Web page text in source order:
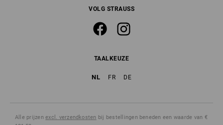
VOLG STRAUSS
TAALKEUZE
NL FR DE
Alle prijzenexcl. verzendkosten bij bestellingen beneden een waarde van €